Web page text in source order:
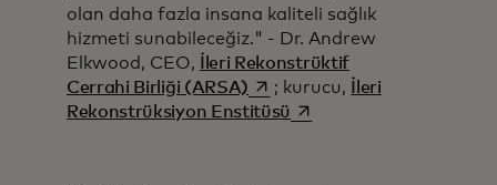
olan daha fazla insana kaliteli sağlık
hizmeti sunabileceğiz." - Dr. Andrew
Elkwood, CEO, İleri Rekonstrüktif
Cerrahi Birliği (ARSA)opens in a new tab
; kurucu, İleri
Rekonstrüksiyon Enstitüsü opens in a new tab